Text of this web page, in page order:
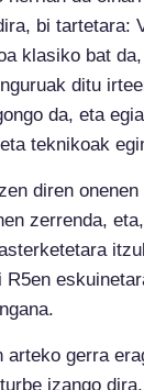
bi tartetara:
klasiko bat
ditu
da, eta
teknikoak
diren
zerrenda,
R5en
arteko gerra
izango